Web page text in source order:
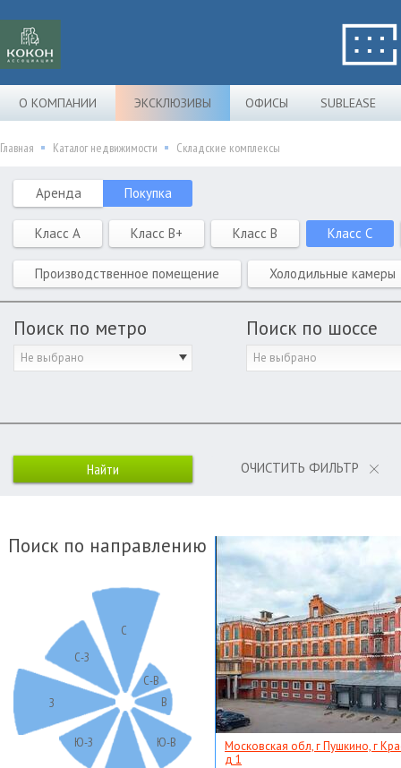
О КОМПАНИИ ЭКСКЛЮЗИВЫ ОФИСЫ SUBLEASE
Главная Каталог недвижимости Складские комплексы
Аренда Покупка
Класс A Класс B+ Класс B Класс C
Производственное помещение Холодильные камеры
Поиск по метро
Не выбрано
Поиск по шоссе
Не выбрано
ОЧИСТИТЬ ФИЛЬТР
Поиск по направлению
С
С-В
В
Ю-В
Ю-З
З
С-З
Московская обл, г Пушкино, г
д 1